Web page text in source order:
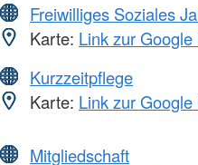
Freiwilliges Soziales
Karte: Link zur
Kurzzeitpflege
Karte: Link zur
Mitgliedschaft